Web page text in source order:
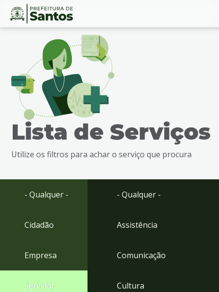
Ir
busca
Ir
Conteúdo
Lista de Serviços
Utilize os filtros para achar o serviço que procura
- Qualquer -
Cidadão
Empresa
Servidor
- Qualquer -
Assistência
Comunicação
Cultura